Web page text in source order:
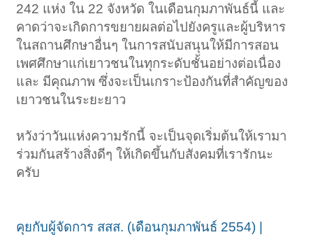
242 แห่ง ใน 22 จังหวัด ในเดือนกุมภาพันธ์นี้ และ
คาดว่าจะเกิดการขยายผลต่อไปยังครูและผู้บริหาร
ในสถานศึกษาอื่นๆ ในการสนับสนุนให้มีการสอน
เพศศึกษาแก่เยาวชนในทุกระดับชั้นอย่างต่อเนื่อง
และ มีคุณภาพ ซึ่งจะเป็นเกราะป้องกันที่สำคัญของ
เยาวชนในระยะยาว
หวังว่าวันแห่งความรักนี้ จะเป็นจุดเริ่มต้นให้เรามา
ร่วมกันสร้างสิ่งดีๆ ให้เกิดขึ้นกับสังคมที่เรารักนะ
ครับ
คุยกับผู้จัดการ สสส. (เดือนกุมภาพันธ์ 2554) |